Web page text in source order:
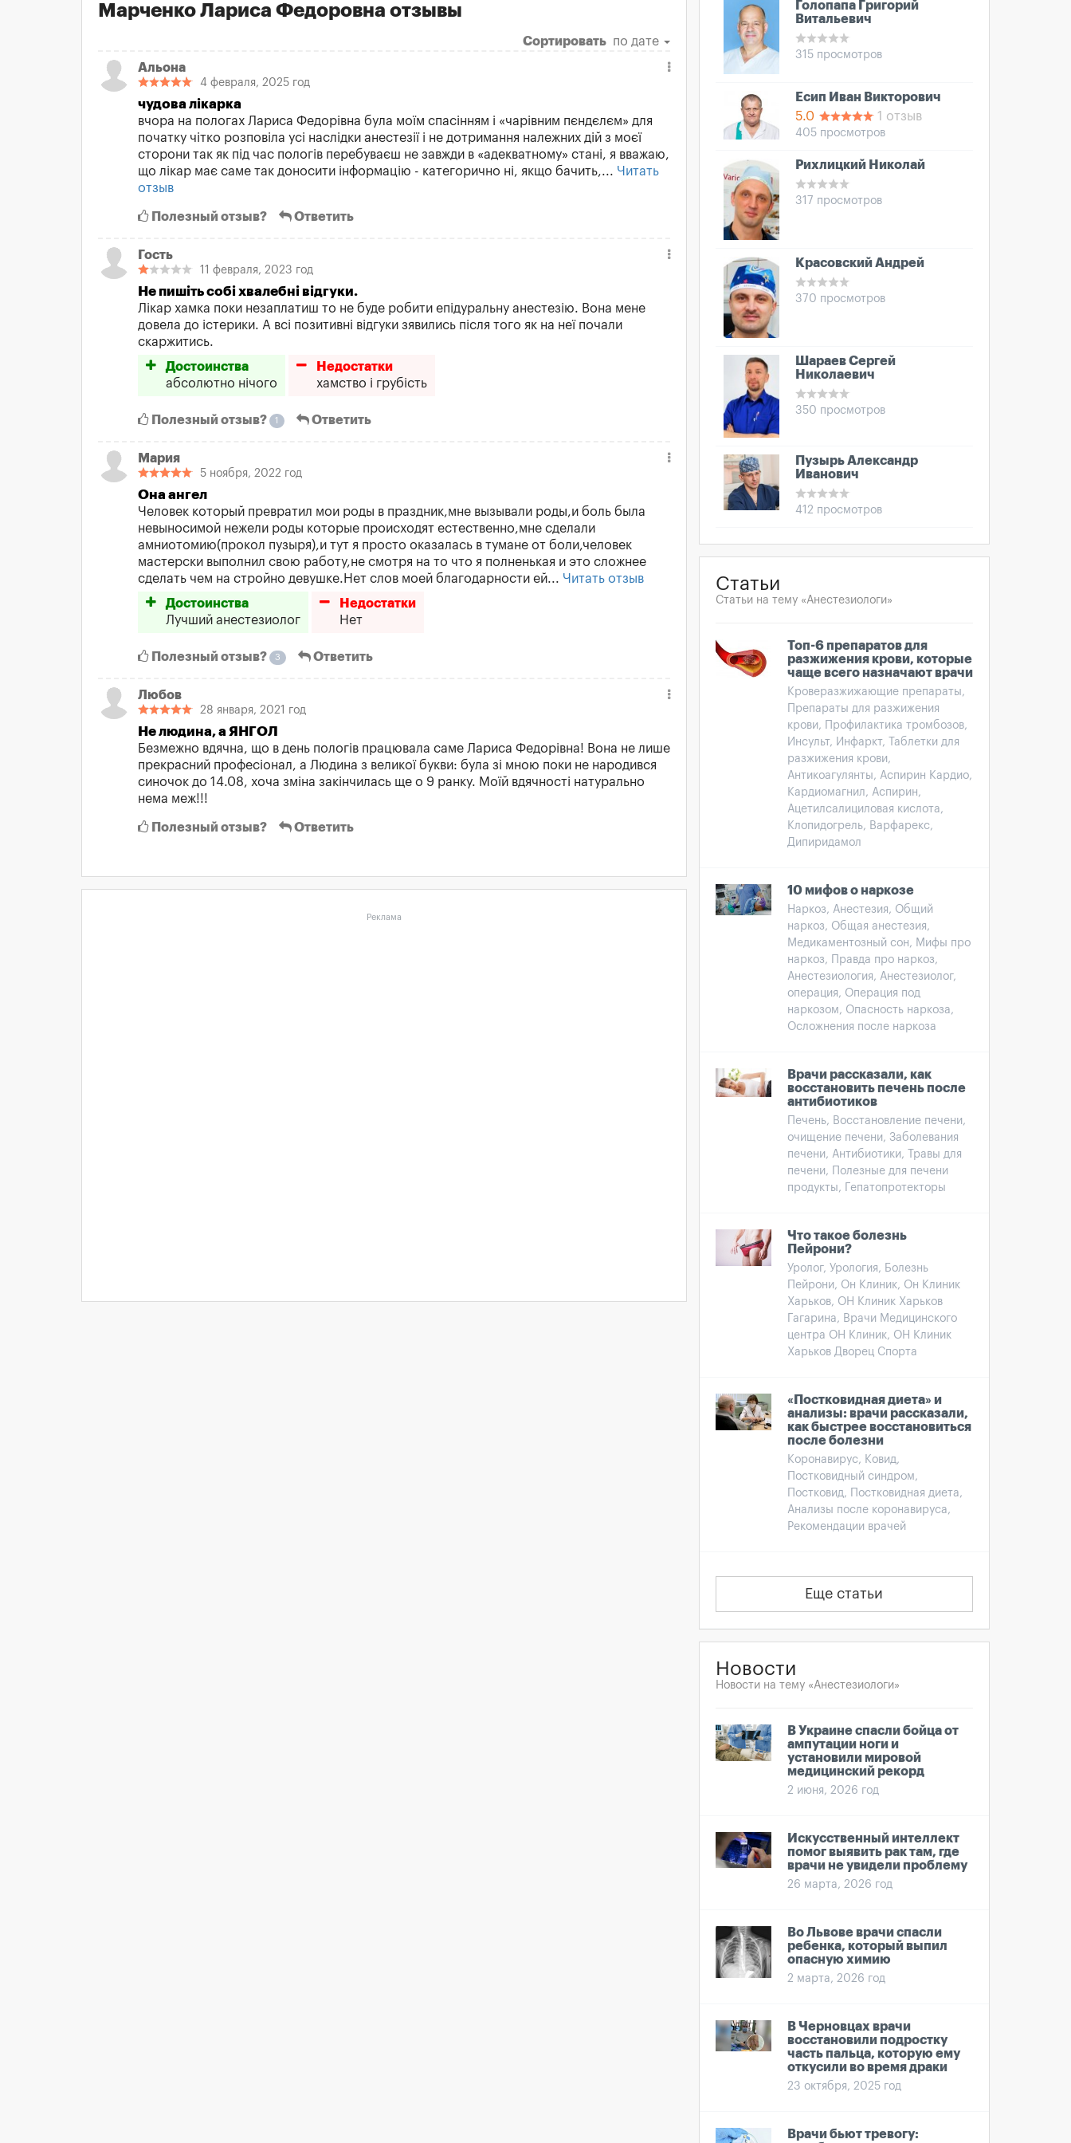
Марченко Лариса Федоровна отзывы
Сортировать по дате
Альона
4 февраля, 2025 год
чудова лікарка
вчора на пологах Лариса Федорівна була моїм спасінням і «чарівним пєндєлєм» для
початку чітко розповіла усі наслідки анестезії і не дотримання належних дій з моєї
сторони так як під час пологів перебуваєш не завжди в «адекватному» стані, я вважаю,
що лікар має саме так доносити інформацію - категорично ні, якщо бачить,... Читать
отзыв
Полезный отзыв? Ответить
Гость
11 февраля, 2023 год
Не пишіть собі хвалебні відгуки.
Лікар хамка поки незаплатиш то не буде робити епідуральну анестезію. Вона мене
довела до істерики. A всі позитивні відгуки зявились після того як на неї почали
скаржитись.
Достоинства
абсолютно нічого
Недостатки
хамство і грубість
Полезный отзыв? 1 Ответить
Мария
5 ноября, 2022 год
Она ангел
Человек который превратил мои роды в праздник,мне вызывали роды,и боль была
невыносимой нежели роды которые происходят естественно,мне сделали
амниотомию(прокол пузыря),и тут я просто оказалась в тумане от боли,человек
мастерски выполнил свою работу,не смотря на то что я полненькая и это сложнее
сделать чем на стройно девушке.Нет слов моей благодарности ей... Читать отзыв
Достоинства
Лучший анестезиолог
Недостатки
Нет
Полезный отзыв? 3 Ответить
Любов
28 января, 2021 год
Не людина, а ЯНГОЛ
Безмежно вдячна, що в день пологів працювала саме Лариса Федорівна! Вона не лише
прекрасний професіонал, а Людина з великої букви: була зі мною поки не народився
синочок до 14.08, хоча зміна закінчилась ще о 9 ранку. Моїй вдячності натурально
нема меж!!!
Полезный отзыв? Ответить
Реклама
Голопапа Григорий
Витальевич
315 просмотров
Есип Иван Викторович
5.0
1 отзыв
405 просмотров
Рихлицкий Николай
317 просмотров
Красовский Андрей
370 просмотров
Шараев Сергей
Николаевич
350 просмотров
Пузырь Александр
Иванович
412 просмотров
Статьи
Статьи на тему «Анестезиологи»
Топ-6 препаратов для
разжижения крови, которые
чаще всего назначают врачи
Кроверазжижающие препараты,
Препараты для разжижения
крови, Профилактика тромбозов,
Инсульт, Инфаркт, Таблетки для
разжижения крови,
Антикоагулянты, Аспирин Кардио,
Кардиомагнил, Аспирин,
Ацетилсалициловая кислота,
Клопидогрель, Варфарекс,
Дипиридамол
10 мифов о наркозе
Наркоз, Анестезия, Общий
наркоз, Общая анестезия,
Медикаментозный сон, Мифы про
наркоз, Правда про наркоз,
Анестезиология, Анестезиолог,
операция, Операция под
наркозом, Опасность наркоза,
Осложнения после наркоза
Врачи рассказали, как
восстановить печень после
антибиотиков
Печень, Восстановление печени,
очищение печени, Заболевания
печени, Антибиотики, Травы для
печени, Полезные для печени
продукты, Гепатопротекторы
Что такое болезнь
Пейрони?
Уролог, Урология, Болезнь
Пейрони, Он Клиник, Он Клиник
Харьков, ОН Клиник Харьков
Гагарина, Врачи Медицинского
центра ОН Клиник, ОН Клиник
Харьков Дворец Спорта
«Постковидная диета» и
анализы: врачи рассказали,
как быстрее восстановиться
после болезни
Коронавирус, Ковид,
Постковидный синдром,
Постковид, Постковидная диета,
Анализы после коронавируса,
Рекомендации врачей
Еще статьи
Новости
Новости на тему «Анестезиологи»
В Украине спасли бойца от
ампутации ноги и
установили мировой
медицинский рекорд
2 июня, 2026 год
Искусственный интеллект
помог выявить рак там, где
врачи не увидели проблему
26 марта, 2026 год
Во Львове врачи спасли
ребенка, который выпил
опасную химию
2 марта, 2026 год
В Черновцах врачи
восстановили подростку
часть пальца, которую ему
откусили во время драки
23 октября, 2025 год
Врачи бьют тревогу: